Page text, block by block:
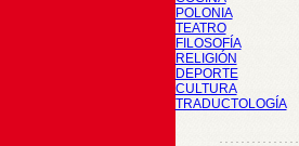
POLONIA
TEATRO
FILOSOFÍA
RELIGIÓN
DEPORTE
CULTURA
TRADUCTOLOGÍA